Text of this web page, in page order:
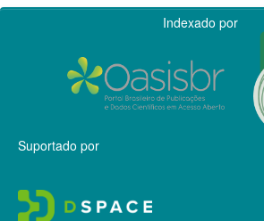
Indexado por
Suportado por